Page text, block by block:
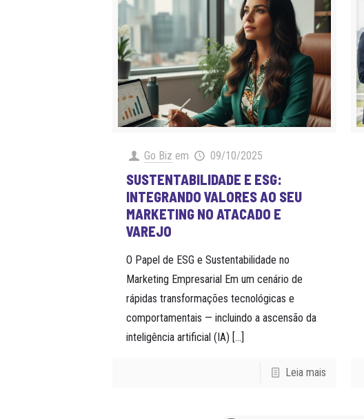
Go Biz em 09/10/2025
SUSTENTABILIDADE E ESG:
INTEGRANDO VALORES AO SEU
MARKETING NO ATACADO E
VAREJO
O Papel de ESG e Sustentabilidade no
Marketing Empresarial Em um cenário de
rápidas transformações tecnológicas e
comportamentais — incluindo a ascensão da
inteligência artificial (IA) […]
Leia mais